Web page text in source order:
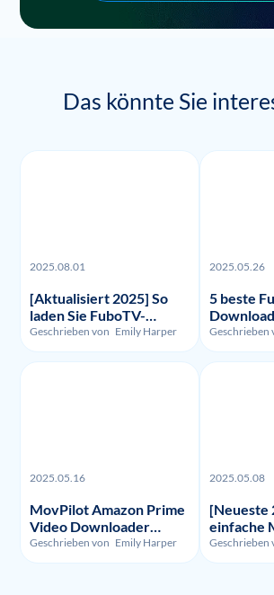
Das könnte Sie
2025.08.01
[Aktualisiert 2025] So
laden Sie FuboTV-
Aufnahmen und -Videos
herunter?
Geschrieben von Emily Harper
2025.05.26
5 beste
Getestet
Geschrieben
2025.05.16
MovPilot Amazon Prime
Video Downloader
Bewertung - Illegalität,
Nutzung und Preis
Geschrieben von Emily Harper
2025.05.08
[Neueste
einfache
um HBO
Geschrieben